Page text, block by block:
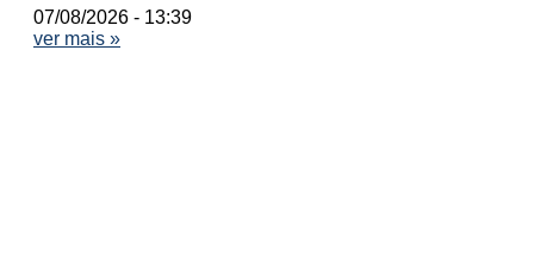
07/08/2026
13:39
ver mais »